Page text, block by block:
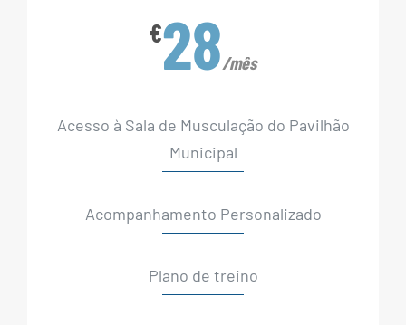
€28/mês
Acesso à Sala de Musculação do Pavilhão
Municipal
Acompanhamento Personalizado
Plano de treino